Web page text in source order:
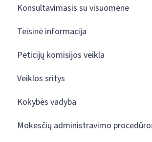
Konsultavimasis su visuomene
Teisinė informacija
Peticijų komisijos veikla
Veiklos sritys
Kokybės vadyba
Mokesčių administravimo